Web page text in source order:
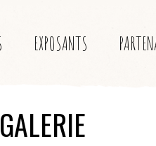
EXPOSANTS
GALERIE